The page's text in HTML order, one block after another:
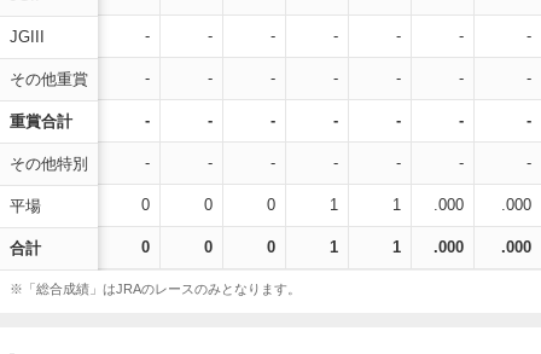
JGIII
その他重賞
重賞合計
その他特別
平場
合計
- - - - - - -
- - - - - - -
- - - - - - -
- - - - - - -
0 0 0 1 1 .000 .000
0 0 0 1 1 .000 .000
※「総合成績」はJRAのレースのみとなります。